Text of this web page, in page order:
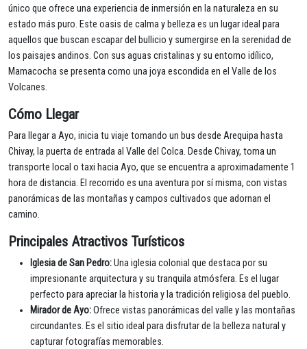
único que ofrece una experiencia de inmersión en la naturaleza en su
estado más puro. Este oasis de calma y belleza es un lugar ideal para
aquellos que buscan escapar del bullicio y sumergirse en la serenidad de
los paisajes andinos. Con sus aguas cristalinas y su entorno idílico,
Mamacocha se presenta como una joya escondida en el Valle de los
Volcanes.
Cómo Llegar
Para llegar a Ayo, inicia tu viaje tomando un bus desde Arequipa hasta
Chivay, la puerta de entrada al Valle del Colca. Desde Chivay, toma un
transporte local o taxi hacia Ayo, que se encuentra a aproximadamente 1
hora de distancia. El recorrido es una aventura por sí misma, con vistas
panorámicas de las montañas y campos cultivados que adornan el
camino.
Principales Atractivos Turísticos
Iglesia de San Pedro:Una iglesia colonial que destaca por su
impresionante arquitectura y su tranquila atmósfera. Es el lugar
perfecto para apreciar la historia y la tradición religiosa del pueblo.
Mirador de Ayo:Ofrece vistas panorámicas del valle y las montañas
circundantes. Es el sitio ideal para disfrutar de la belleza natural y
capturar fotografías memorables.